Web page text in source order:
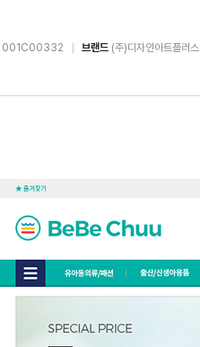
001C00332 브랜드 (주)디자인아트플러스